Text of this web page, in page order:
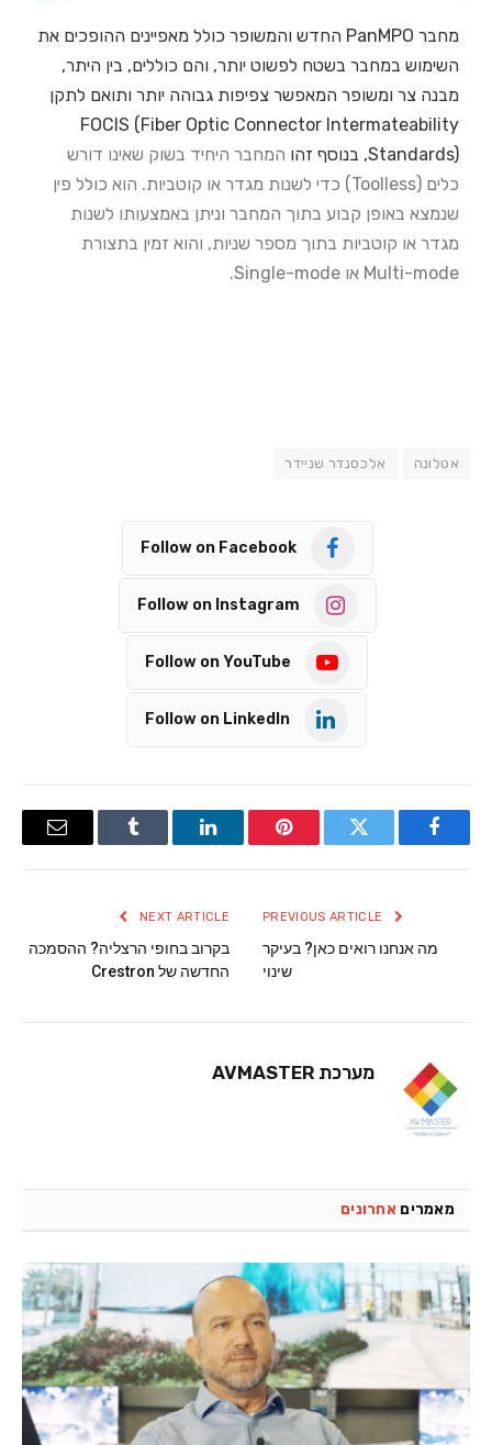
מחבר PanMPO החדש והמשופר כולל מאפיינים ההופכים את
השימוש במחבר בשטח לפשוט יותר, והם כוללים, בין היתר,
מבנה צר ומשופר המאפשר צפיפות גבוהה יותר ותואם לתקן
FOCIS (Fiber Optic Connector Intermateability
Standards), בנוסף זהו
המחבר היחיד בשוק שאינו דורש
כלים (Toolless) כדי לשנות מגדר או קוטביות. הוא כולל
פין
שנמצא באופן קבוע בתוך המחבר וניתן באמצעותו לשנות
מגדר או קוטביות בתוך מספר שניות, והוא זמין בתצורת
Multi-mode או Single-mode.
אטלונה אלכסנדר שניידר
Follow on Facebook
Follow on Instagram
Follow on YouTube
Follow on LinkedIn
Facebook
Twitter
Pinterest
LinkedIn
Tumblr
Email
מה אנחנו רואים כאן? בעיקר
שינוי
NEXT ARTICLE
בקרוב בחופי הרצליה? ההסמכה
החדשה של Crestron
מערכת AVMASTER
מאמרים אחרונים